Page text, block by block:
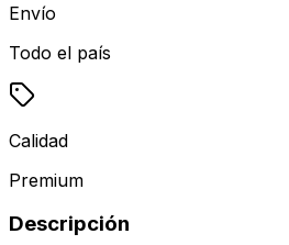
Envío
Todo el país
Calidad
Premium
Descripción